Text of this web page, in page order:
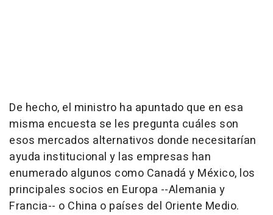
De hecho, el ministro ha apuntado que en esa
misma encuesta se les pregunta cuáles son
esos mercados alternativos donde necesitarían
ayuda institucional y las empresas han
enumerado algunos como Canadá y México, los
principales socios en Europa --Alemania y
Francia-- o China o países del Oriente Medio.